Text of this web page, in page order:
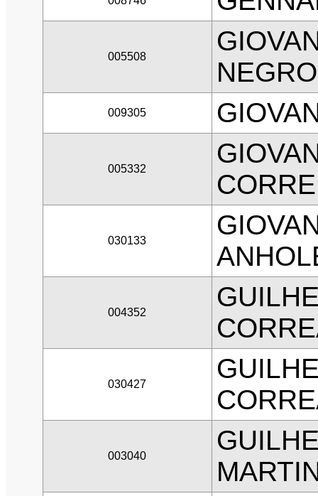
005508
009305
005332
030133
004352
030427
003040